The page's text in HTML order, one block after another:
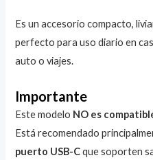
Es un accesorio compacto,
perfecto para uso diario en
auto o viajes.
Importante
Este modelo NO es
Está recomendado
puerto USB-Cque soporten